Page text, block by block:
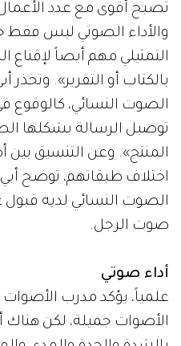
تصبح أقوى مع عدد
والأداء الصوتي ليس فقط
التمثيلي مهم أيضاً لإقناع
بالكتاب أو التقرير».
الصوت النسائي، كالوقوع
توصيل الرسالة بشكلها
المنتج». وعن التنسيق بين
اختلاف طبقاتهم، توضح
الصوت النسائي لديه
صوت الرجل.
أداء صوتي
علمياً، يؤكد مدرب الأصوات
الأصوات جميلة، لكن هناك